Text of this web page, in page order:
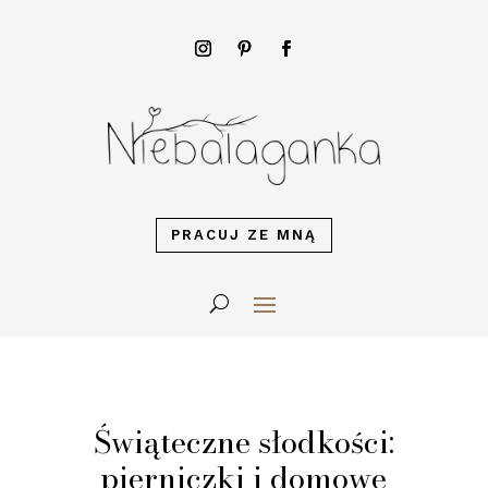
PRACUJ ZE MNĄ
Świąteczne słodkości:
pierniczki i domowe